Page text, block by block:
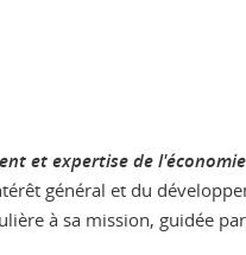
et expertise de
général et du
à sa mission, guidée